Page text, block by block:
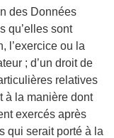
des Données
qu’elles sont
l’exercice ou la
; d’un droit de
relatives
à la manière dont
exercés après
qui serait porté à la